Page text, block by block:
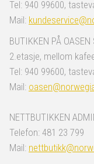
Tel: 940 99600,
Mail:
BUTIKKEN PÅ OASEN
2.etasje, mellom
Tel: 940 99600,
Mail:
NETTBUTIKKEN
Telefon: 481 23 799
Mail: